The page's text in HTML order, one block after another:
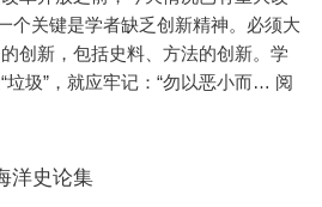
个关键是学者缺乏创新精神。必须大
创新，包括史料、方法的创新。学
垃圾”，就应牢记：“勿以恶小而… 阅
洋史论集